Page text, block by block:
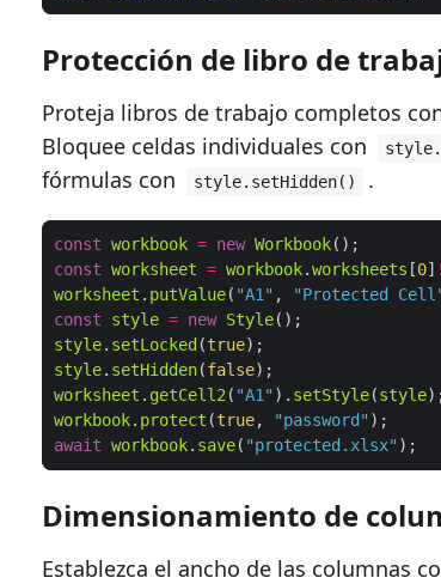
Protección de libro de
Proteja libros de trabajo completos
Bloquee celdas individuales con
fórmulas con
style.setHidden() .
const workbook = new Workbook
const worksheet = workbook.worksheets [0] !
worksheet . putValue( "A1" , "Protected
const
style = new Style
style. setLocked (true
style. setHidden(false
worksheet . getCell2 ( "A1" ). setStyle(style
workbook. protect (true, "password"
await workbook. save( "protected.xlsx"
Dimensionamiento de
Establezca el ancho de las columnas